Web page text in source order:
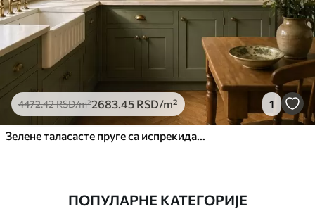
4472.42RSD/m²2683.45 RSD/m² 1
Зелене таласасте пруге са испрекиданим линијама
ПОПУЛАРНЕ КАТЕГОРИЈЕ